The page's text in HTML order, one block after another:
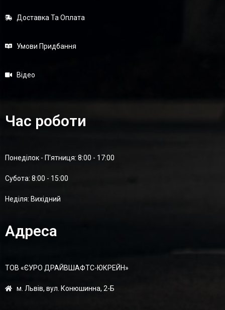
Доставка Та Оплата
Умови Придбання
Відео
Час роботи
Понеділок - П'ятниця: 8:00 - 17:00
Суботa: 8:00 - 15:00
Неділя: Вихідний
Адреса
ТОВ «ЄУРО ДРАЙВШАФТC-ЮКРЕЙН»
м. Львів, вул. Конюшинна, 2-Б